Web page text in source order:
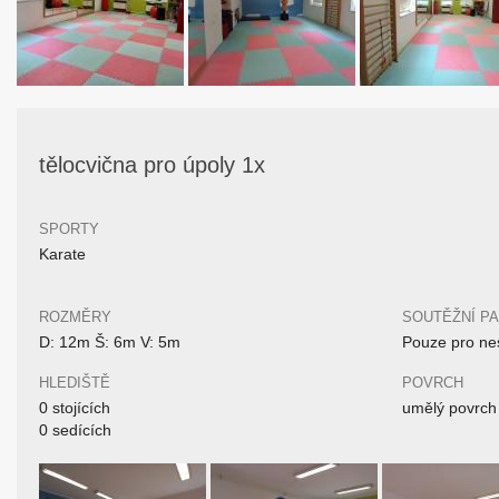
tělocvična pro úpoly 1x
SPORTY
Karate
ROZMĚRY
D: 12m Š: 6m V: 5m
HLEDIŠTĚ
0 stojících
0 sedících
SOUTĚŽNÍ
Pouze pro
POVRCH
umělý povrch